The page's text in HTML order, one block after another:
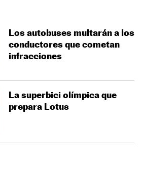
Los autobuses multarán a los
conductores que cometan
infracciones
La superbici olímpica que
prepara Lotus